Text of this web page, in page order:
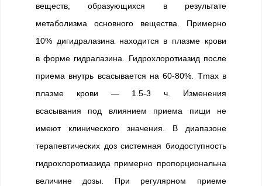
веществ, образующихся в результате
метаболизма основного вещества. Примерно
10% дигидралазина находится в плазме крови
в форме гидралазина. Гидрохлоротиазид после
приема внутрь всасывается на 60-80%. Tmax в
плазме крови — 1.5-3 ч. Изменения
всасывания под влиянием приема пищи не
имеют клинического значения. В диапазоне
терапевтических доз системная биодоступность
гидрохлоротиазида примерно пропорциональна
величине дозы. При регулярном приеме